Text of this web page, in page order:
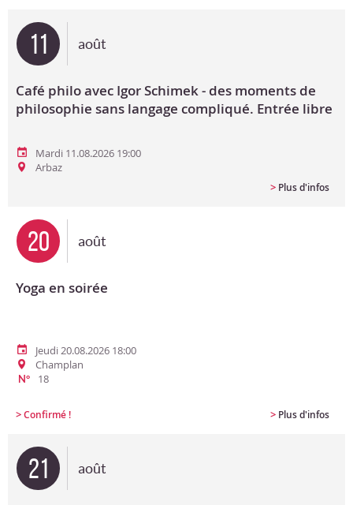
11 août
Café philo avec Igor Schimek - des moments de
philosophie sans langage compliqué. Entrée libre
Mardi 11.08.2026 19:00
Arbaz
> Plus d'infos
20 août
Yoga en soirée
Jeudi 20.08.2026 18:00
Champlan
N° 18
>Confirmé ! > Plus d'infos
21 août